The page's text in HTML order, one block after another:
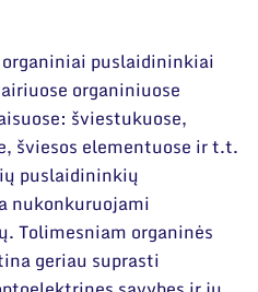
puslaidininkiai
organiniuose
šviestukuose,
šviesos elementuose ir t.t.
puslaidininkių
nukonkuruojami
Tolimesniam organinės
geriau suprasti